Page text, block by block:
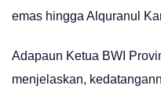
emas hingga Alquranul
Adapaun Ketua BWI
menjelaskan,